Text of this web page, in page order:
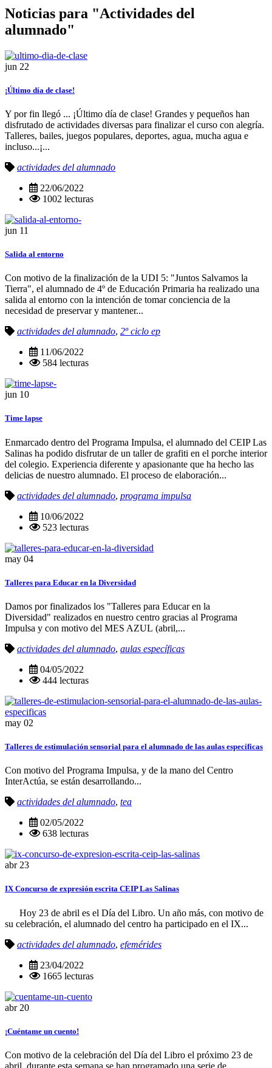
Noticias para "Actividades del
alumnado"
jun 22
¡Último día de clase!
Y por fin llegó ... ¡Último día de clase! Grandes y pequeños han
disfrutado de actividades diversas para finalizar el curso con alegría.
Talleres, bailes, juegos populares, deportes, agua, mucha agua e
incluso...¡...
actividades del alumnado
22/06/2022
1002 lecturas
jun 11
Salida al entorno
Con motivo de la finalización de la UDI 5: "Juntos Salvamos la
Tierra", el alumnado de 4º de Educación Primaria ha realizado una
salida al entorno con la intención de tomar conciencia de la
necesidad de preservar y mantener...
actividades del alumnado, 2º ciclo ep
11/06/2022
584 lecturas
jun 10
Time lapse
Enmarcado dentro del Programa Impulsa, el alumnado del CEIP Las
Salinas ha podido disfrutar de un taller de grafiti en el porche interior
del colegio. Experiencia diferente y apasionante que ha hecho las
delicias de nuestro alumnado. El proceso de elaboración...
actividades del alumnado, programa impulsa
10/06/2022
523 lecturas
may 04
Talleres para Educar en la Diversidad
Damos por finalizados los "Talleres para Educar en la
Diversidad" realizados en nuestro centro gracias al Programa
Impulsa y con motivo del MES AZUL (abril,...
actividades del alumnado, aulas específicas
04/05/2022
444 lecturas
may 02
Talleres de estimulación sensorial para el alumnado de las aulas específicas
Con motivo del Programa Impulsa, y de la mano del Centro
InterActúa, se están desarrollando...
actividades del alumnado, tea
02/05/2022
638 lecturas
abr 23
IX Concurso de expresión escrita CEIP Las Salinas
Hoy 23 de abril es el Día del Libro. Un año más, con motivo de
su celebración, el alumnado del centro ha participado en el IX...
actividades del alumnado, efemérides
23/04/2022
1665 lecturas
abr 20
¡Cuéntame un cuento!
Con motivo de la celebración del Día del Libro el próximo 23 de
abril, durante esta semana se han programado una serie de